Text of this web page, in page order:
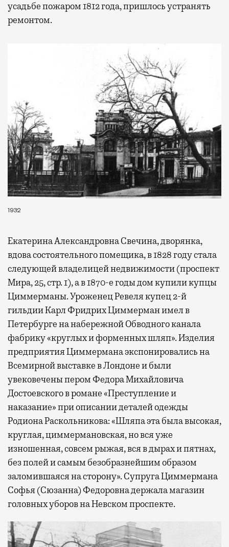
усадьбе пожаром 1812 года, пришлось устранять
ремонтом.
1932
Екатерина Александровна Свечина, дворянка,
вдова состоятельного помещика, в 1828 году стала
следующей владелицей недвижимости (проспект
Мира, 25, стр. 1), а в 1870-е годы дом купили купцы
Циммерманы. Уроженец Ревеля купец 2-й
гильдии Карл Фридрих Циммерман имел в
Петербурге на набережной Обводного канала
фабрику «круглых и форменных шляп». Изделия
предприятия Циммермана экспонировались на
Всемирной выставке в Лондоне и были
увековечены пером Федора Михайловича
Достоевского в романе «Преступление и
наказание» при описании деталей одежды
Родиона Раскольникова: «Шляпа эта была высокая,
круглая, циммермановская, но вся уже
изношенная, совсем рыжая, вся в дырах и пятнах,
без полей и самым безобразнейшим образом
заломившаяся на сторону». Супруга Циммермана
Софья (Сюзанна) Федоровна держала магазин
головных уборов на Невском проспекте.